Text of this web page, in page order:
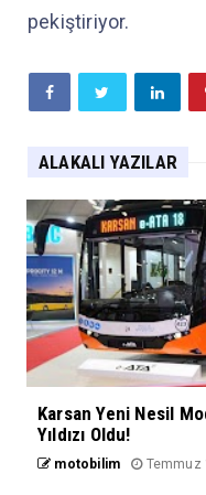
pekiştiriyor.
ALAKALI YAZILAR
Karsan Yeni Nesil
Yıldızı Oldu!
motobilim Temmuz